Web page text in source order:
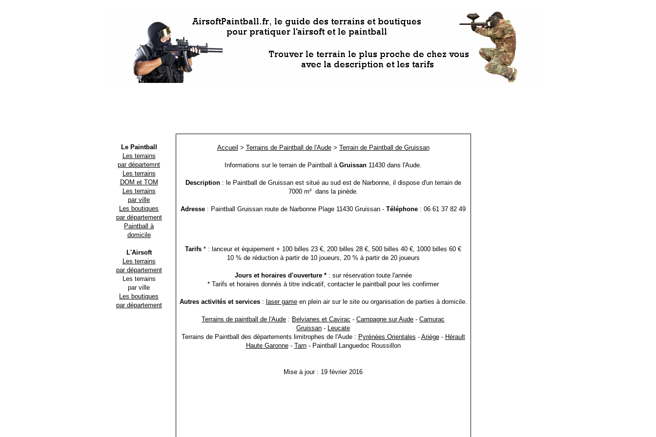
Le Paintball
Les terrains
par départemnt
Les terrains
DOM et TOM
Les terrains
par ville
Les boutiques
par département
Paintball à
domicile
L'Airsoft
Les terrains
par département
Les terrains
par ville
Les boutiques
par département
Accueil > Terrains de Paintball de l'Aude> Terrain de Paintball de Gruissan
Informations sur le terrain de Paintball à Gruissan 11430 dans l'Aude.
Description: le Paintball de Gruissan est situé au sud est de Narbonne, il dispose d'un terrain de
7000 m² dans la pinède.
Adresse : Paintball Gruissan route de Narbonne Plage 11430 Gruissan - Téléphone : 06 61 37 82 49
Tarifs * : lanceur et équipement + 100 billes 23 €, 200 billes 28 €, 500 billes 40 €, 1000 billes 60 €
10 % de réduction à partir de 10 joueurs, 20 % à partir de 20 joueurs
Jours et horaires d'ouverture *: sur réservation toute l'année
* Tarifs et horaires donnés à titre indicatif, contacter le paintball pour les confirmer
Autres activités et services: laser gameen plein air sur le site ou organisation de parties à domicile.
Terrains de paintball de l'Aude : Belvianes et Cavirac - Campagne sur Aude - Camurac
Gruissan - Leucate
Terrains de Paintball des départements limitrophes de l'Aude : Pyrénées Orientales - Ariège- Hérault
Haute Garonne- Tarn- Paintball Languedoc Roussillon
Mise à jour : 19 février 2016